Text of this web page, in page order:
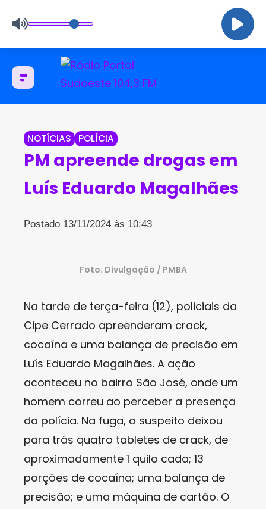
NOTÍCIAS POLÍCIA
PM apreende drogas em
Luís Eduardo Magalhães
Postado 13/11/2024 às 10:43
Foto: Divulgação / PMBA
Na tarde de terça-feira (12), policiais da
Cipe Cerrado apreenderam crack,
cocaína e uma balança de precisão em
Luís Eduardo Magalhães. A ação
aconteceu no bairro São José, onde um
homem correu ao perceber a presença
da polícia. Na fuga, o suspeito deixou
para trás quatro tabletes de crack, de
aproximadamente 1 quilo cada; 13
porções de cocaína; uma balança de
precisão; e uma máquina de cartão. O